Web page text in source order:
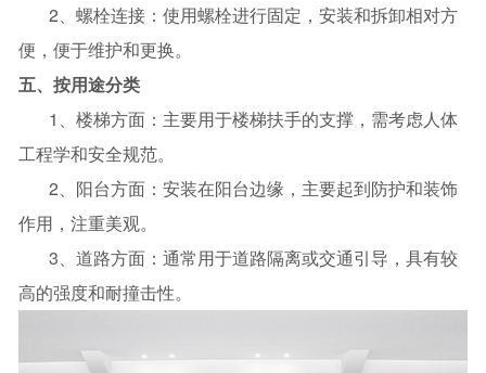
2、螺栓连接：使用螺栓进行固定，安装和拆卸相对方
便，便于维护和更换。
五、按用途分类
1、楼梯方面：主要用于楼梯扶手的支撑，需考虑人体
工程学和安全规范。
2、阳台方面：安装在阳台边缘，主要起到防护和装饰
作用，注重美观。
3、道路方面：通常用于道路隔离或交通引导，具有较
高的强度和耐撞击性。